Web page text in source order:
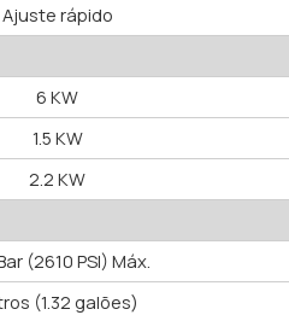
Ajuste rápido
6 KW
1.5 KW
2.2 KW
(2610 PSI) Máx.
(1.32 galões)